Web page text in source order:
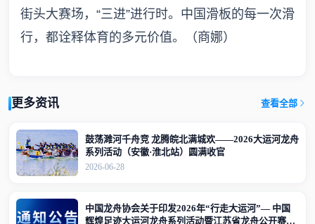
街头大赛场，“三进”进行时。中国滑板的每一次滑
行，都诠释体育的多元价值。（商娜）
更多资讯 查看全部
鼓荡濉河千舟竞 龙腾皖北满城欢——2026大运河龙舟
系列活动（安徽·淮北站）圆满收官
2026-06-28
中国龙舟协会关于印发2026年“行走大运河”— 中国
辉煌足迹大运河龙舟系列活动暨江苏省龙舟公开赛